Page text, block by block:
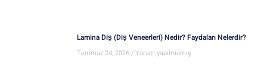
Lamina Diş (Diş Veneerleri) Nedir? Faydaları Nelerdir?
Temmuz 24, 2026 Yorum yapılmamış